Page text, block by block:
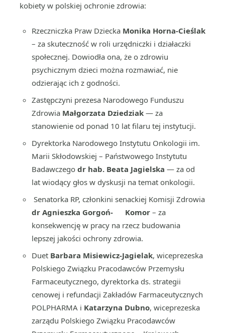
kobiety w polskiej ochronie zdrowia:
Rzeczniczka Praw Dziecka Monika Horna-Cieślak
– za skuteczność w roli urzędniczki i działaczki
społecznej. Dowiodła ona, że o zdrowiu
psychicznym dzieci można rozmawiać, nie
odzierając ich z godności.
Zastępczyni prezesa Narodowego Funduszu
Zdrowia Małgorzata Dziedziak — za
stanowienie od ponad 10 lat filaru tej instytucji.
Dyrektorka Narodowego Instytutu Onkologii im.
Marii Skłodowskiej – Państwowego Instytutu
Badawczego dr hab. Beata Jagielska — za od
lat wiodący głos w dyskusji na temat onkologii.
Senatorka RP, członkini senackiej Komisji Zdrowia
dr Agnieszka Gorgoń- Komor – za
konsekwencję w pracy na rzecz budowania
lepszej jakości ochrony zdrowia.
Duet Barbara Misiewicz-Jagielak, wiceprezeska
Polskiego Związku Pracodawców Przemysłu
Farmaceutycznego, dyrektorka ds. strategii
cenowej i refundacji Zakładów Farmaceutycznych
POLPHARMA i Katarzyna Dubno, wiceprezeska
zarządu Polskiego Związku Pracodawców